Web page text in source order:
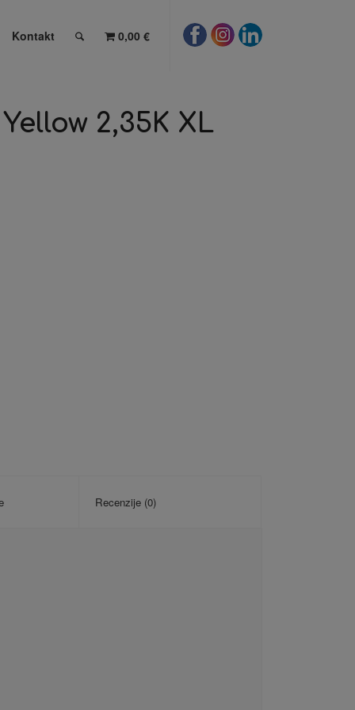
Kontakt 0,00 €
2,35K XL
Recenzije (0)